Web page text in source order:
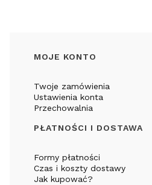
Linki w stopce
MOJE KONTO
Twoje zamówienia
Ustawienia konta
Przechowalnia
PŁATNOŚCI I DOSTAWA
Formy płatności
Czas i koszty dostawy
Jak kupować?